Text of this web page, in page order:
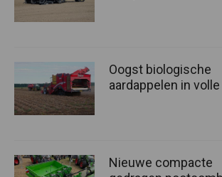
Oogst biologische
aardappelen in
Nieuwe compacte